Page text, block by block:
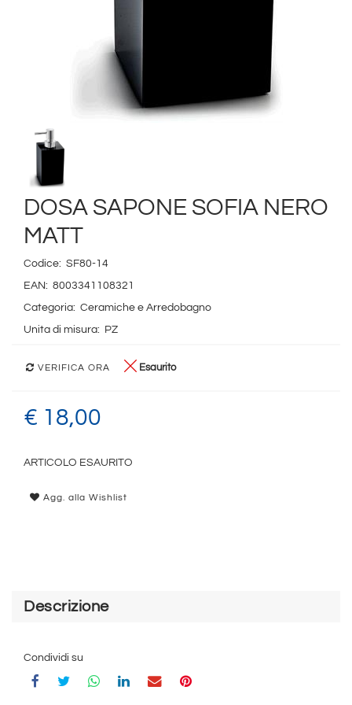
DOSA SAPONE SOFIA NERO
MATT
Codice: SF80-14
EAN: 8003341108321
Categoria: Ceramiche e Arredobagno
Unita di misura:
PZ
VERIFICA ORA Esaurito
€ 18,00
ARTICOLO ESAURITO
Agg. alla Wishlist
Descrizione
Condividi su